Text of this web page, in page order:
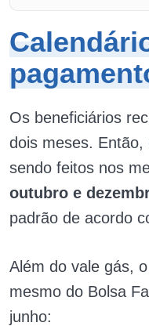
Os beneficiários
dois meses.
sendo feitos nos
outubro e
padrão de acordo
Além do vale gás,
mesmo do Bolsa
junho: